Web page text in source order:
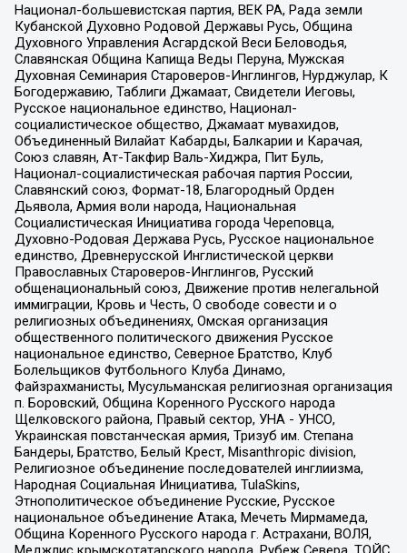
Национал-большевистская партия, ВЕК РА, Рада земли
Кубанской Духовно Родовой Державы Русь, Община
Духовного Управления Асгардской Веси Беловодья,
Славянская Община Капища Веды Перуна, Мужская
Духовная Семинария Староверов-Инглингов, Нурджулар, К
Богодержавию, Таблиги Джамаат, Свидетели Иеговы,
Русское национальное единство, Национал-
социалистическое общество, Джамаат мувахидов,
Объединенный Вилайат Кабарды, Балкарии и Карачая,
Союз славян, Ат-Такфир Валь-Хиджра, Пит Буль,
Национал-социалистическая рабочая партия России,
Славянский союз, Формат-18, Благородный Орден
Дьявола, Армия воли народа, Национальная
Социалистическая Инициатива города Череповца,
Духовно-Родовая Держава Русь, Русское национальное
единство, Древнерусской Инглистической церкви
Православных Староверов-Инглингов, Русский
общенациональный союз, Движение против нелегальной
иммиграции, Кровь и Честь, О свободе совести и о
религиозных объединениях, Омская организация
общественного политического движения Русское
национальное единство, Северное Братство, Клуб
Болельщиков Футбольного Клуба Динамо,
Файзрахманисты, Мусульманская религиозная организация
п. Боровский, Община Коренного Русского народа
Щелковского района, Правый сектор, УНА - УНСО,
Украинская повстанческая армия, Тризуб им. Степана
Бандеры, Братство, Белый Крест, Misanthropic division,
Религиозное объединение последователей инглиизма,
Народная Социальная Инициатива, TulaSkins,
Этнополитическое объединение Русские, Русское
национальное объединение Атака, Мечеть Мирмамеда,
Община Коренного Русского народа г. Астрахани, ВОЛЯ,